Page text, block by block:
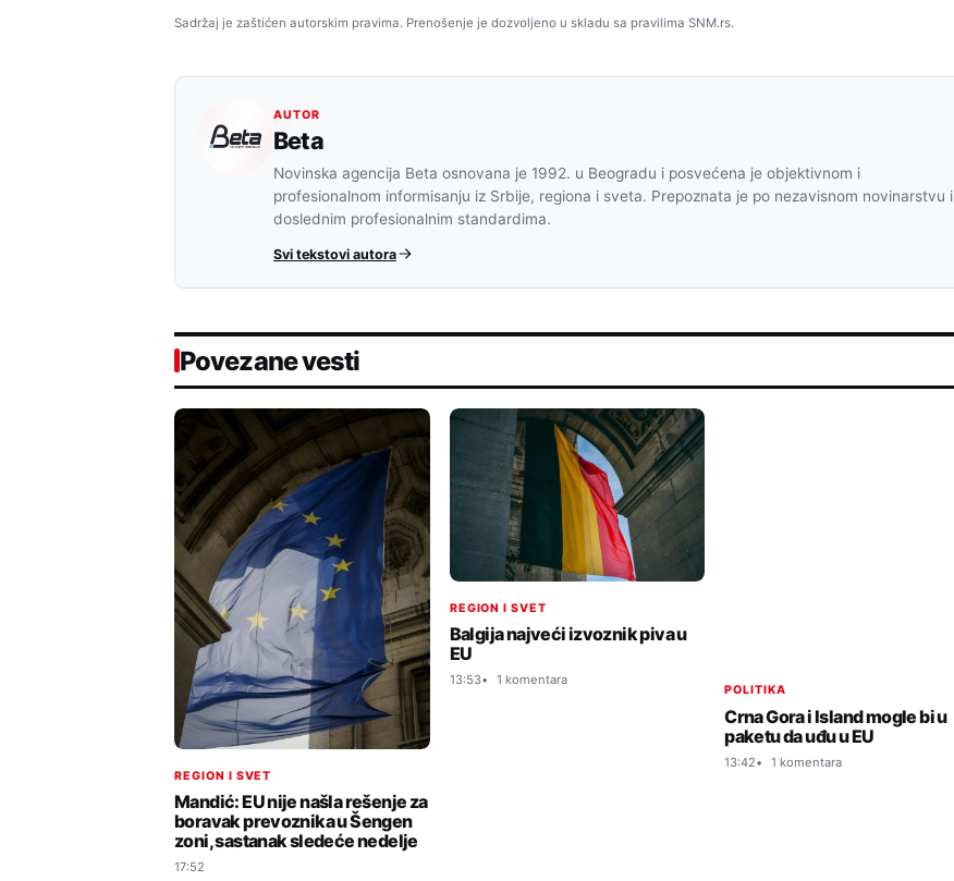
Sadržaj je zaštićen autorskim pravima. Prenošenje je dozvoljeno u skladu sa pravilima SNM.rs.
AUTOR
Beta
Novinska agencija Beta osnovana je 1992. u Beogradu i posvećena je objektivnom i
profesionalnom informisanju iz Srbije, regiona i sveta. Prepoznata je po nezavisnom novinarstvu i
doslednim profesionalnim standardima.
Svi tekstovi autora
Povezane vesti
REGION I SVET
Mandić: EU nije našla rešenje za
boravak prevoznika u Šengen
zoni, sastanak sledeće nedelje
17:52
REGION I SVET
Balgija najveći izvoznik piva u
EU
13:53 1 komentara
POLITIKA
Crna Gora i Island mogle bi u
paketu da uđu u EU
13:42 1 komentara